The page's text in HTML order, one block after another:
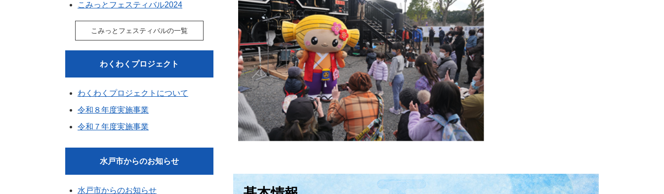
こみっとフェスティバル2024
こみっとフェスティバルの一覧
わくわくプロジェクト
わくわくプロジェクトについて
令和８年度実施事業
令和７年度実施事業
水戸市からのお知らせ
水戸市からのお知らせ